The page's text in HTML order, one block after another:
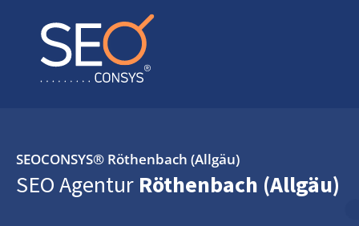
SEOCONSYS® Röthenbach (Allgäu)
SEO Agentur Röthenbach (Allgäu)